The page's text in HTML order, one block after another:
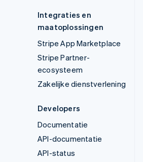
Integraties en
maatoplossingen
Stripe App Marketplace
Stripe Partner-
ecosysteem
Zakelijke dienstverlening
Developers
Documentatie
API-documentatie
API-status